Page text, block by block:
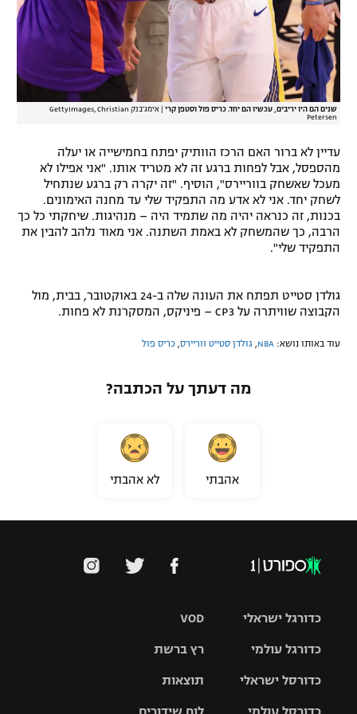
שנים הם היו יריבים, עכשיו הם יחד. כריס פול וסטפן קרי
אימג'בנק GettyImages, Christian
Petersen
עדיין לא ברור האם הרכז הוותיק יפתח בחמישייה או יעלה
מהספסל, אבל לפחות ברגע זה לא מטריד אותו. "אני אפילו לא
מעכל שאשחק בווריירס", הוסיף. "זה יקרה רק ברגע שנתחיל
לשחק יחד. אני לא אדע מה התפקיד שלי עד מחנה האימונים.
בכנות, זה כנראה יהיה מה שתמיד היה – מנהיגות. שיחקתי כל כך
הרבה, כך שהמשחק לא באמת השתנה. אני מאוד נלהב להבין את
התפקיד שלי".
גולדן סטייט תפתח את העונה שלה ב-24 באוקטובר, בבית, מול
הקבוצה שוויתרה על CP3 – פיניקס, המסקרנת לא פחות.
עוד באותו נושא: NBA גולדן סטייט ווריירס כריס פול
מה דעתך על הכתבה?
אהבתי לא אהבתי
VOD
רץ ברשת
תוצאות
כדורגל ישראלי
כדורגל עולמי
האלופות
כדורסל ישראלי